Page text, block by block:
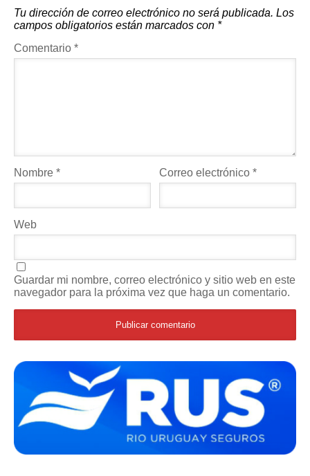
Tu dirección de correo electrónico no será publicada. Los
campos obligatorios están marcados con *
Comentario *
Nombre * Correo electrónico*
Web
Guardar mi nombre, correo electrónico y sitio web en este
navegador para la próxima vez que haga un comentario.